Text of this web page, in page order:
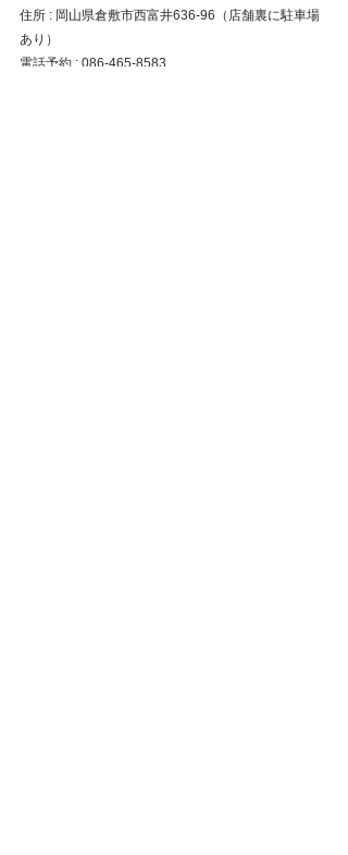
住所 : 岡山県倉敷市西富井636-96（店舗裏に駐車場
あり）
電話予約 : 086-465-8583